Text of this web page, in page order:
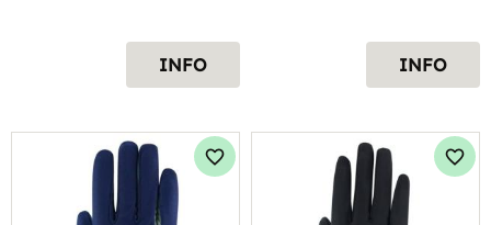
INFO INFO
Lägg till i favoriter